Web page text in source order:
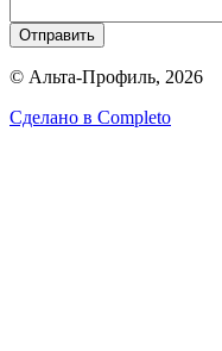
Отправить
© Альта-Профиль, 2026
Сделано в Completo